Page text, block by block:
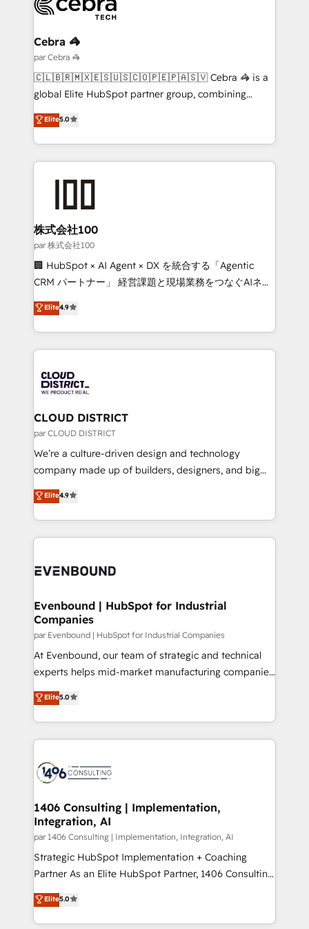
Implementation & Migration · Native & Custom
Reporting & Analytics · GTM Architecture · Sales &
Marketing Enablement If you’re ready to elevate
HubSpot from “just your CRM” to your growth
infrastructure—let’s talk.
Cebra 🦓
par Cebra 🦓
🇨🇱🇧🇷🇲🇽🇪🇸🇺🇸🇨🇴🇵🇪🇵🇦🇸🇻 Cebra 🦓 is a
global Elite HubSpot partner group, combining
technology, marketing and media expertise across
Latin America and Southern Europe, with teams
across 9 countries. Born in Chile, we combine local
insight with international reach to help businesses
grow. For over 12 years, we’ve delivered 500+
solutions that integrate CRM, AI automation, inbound
and loop marketing, content, and digital creativity.
Our multicultural team works in Spanish, Portuguese,
and English to design scalable strategies that drive
measurable growth. 🌎 Highlights: • 10+ years as a
Migration Excellence. • Top 3 Partner of the Year
LATAM 2022, 2023, 2024, 2025. • Partner of the Year
with HubSpot? Let Cebra’s experts help you grow
faster, smarter, and with impact.
Elite5.0
株式会社100
par 株式会社100
🏢 HubSpot × AI Agent × DX を統合する「Agentic
CRM パートナー」 経営課題と現場業務をつなぐAIネイ
ティブ・エージェンシーとして、HubSpot Eliteの実装
力で顧客フロント業務を再設計します。 💡 100inc は何
をする会社か？ HubSpotを共通基盤に、AIエージェン
トを組み込んだ顧客フロント業務（マーケティング・営
ィブ・エージェンシーです。事業部・グループ会社・部
門が分立する組織で、データと業務プロセスのサイロ化
を、CRMを軸とした全社共通基盤に再構築します。意
思決定者・PMO・現場担当者に並走します。 1️⃣
HubSpot導入・活用支援 顧客データの一元化から、
GTMの見える化・自動化まで。全Hub統合運用、デー
2️⃣ AIエージェント組織構築 営業・マーケティング業務
の一部をAIが自律実行する組織への移行を設計・実装。
DX × AI推進のPMO伴走支援 複数部門をまたぐDX×AI変
の統合・浸透・変革管理を実行します。 ▸ CMS戦略設
計・構築：リード獲得・CVR・SEOを前提にした情報設
提供。 ▸ 既存CRM・MAからの移行支援：Salesforce・
Marketo・Pardot等からの移行、カスタム設計、履歴
データ移行と活用設計まで。 ▸ AEO対応：ChatGPT・
か？ ✓ HubSpot Eliteパートナー認定 ✓ HubSpotアワ
ード受賞・HUGリーダー ✓ ISO27001:2022 /
ISO9001:2015 取得 ✓ 400社以上の導入実績 ✓
状整理の壁打ちなど、構想段階からお気軽にお問い合わ
せください。
Elite4.9
CLOUD DISTRICT
par CLOUD DISTRICT
We’re a culture-driven design and technology
company made up of builders, designers, and big
thinkers. We blend strategy, design, and
development—always fueled by curiosity—to turn
ideas, opportunities, and challenges into meaningful
experiences. To us, technology is more than just
and—most importantly—simple. That’s why we lean
products and strategies that actually make a
difference.
Elite4.9
Evenbound | HubSpot for Industrial
Companies
par Evenbound | HubSpot for Industrial Companies
At Evenbound, our team of strategic and technical
experts helps mid-market manufacturing companies
achieve real growth. We specialize in delivering
tailored solutions that drive results by leveraging
HubSpot’s platform and data to fuel success.
Technical Solutions: - HubSpot Technical Consulting -
Onboarding - Data Migration & Integrations -
Technical Audit & Optimization Strategic Solutions: -
Revenue Operations - Inbound Marketing -
Outbound Marketing - HubSpot CMS Website
Design & Development We empower our clients to
reach their full potential by providing transparent,
relationship-driven support. With over 300 HubSpot
technical know-how and strategic guidance you
need to succeed.
Elite5.0
1406 Consulting | Implementation,
Integration, AI
par 1406 Consulting | Implementation, Integration, AI
Strategic HubSpot Implementation + Coaching
Partner As an Elite HubSpot Partner, 1406 Consulting
helps mid-market revenue teams transform how
they sell, market, and serve. We don't just build your
HubSpot—we teach your team to own it, then stay
Elite5.0